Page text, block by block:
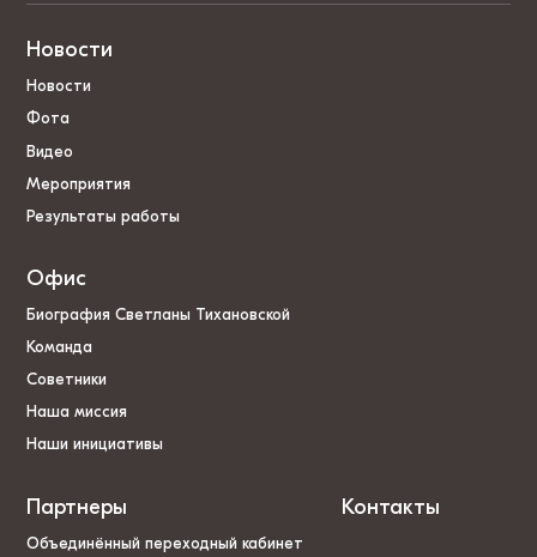
Новости
Новости
Фота
Видео
Мероприятия
Результаты работы
Офис
Биография Светланы Тихановской
Команда
Советники
Наша миссия
Наши инициативы
Партнеры
Объединённый переходный кабинет
Контакты